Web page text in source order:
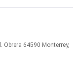
Obrera 64590 Monterrey,